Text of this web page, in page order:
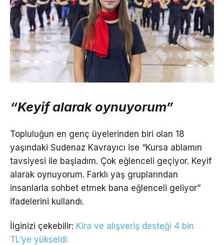
“Keyif alarak oynuyorum”
Topluluğun en genç üyelerinden biri olan 18
yaşındaki Sudenaz Kavrayıcı ise “Kursa ablamın
tavsiyesi ile başladım. Çok eğlenceli geçiyor. Keyif
alarak oynuyorum. Farklı yaş gruplarından
insanlarla sohbet etmek bana eğlenceli geliyor”
ifadelerini kullandı.
İlginizi çekebilir: Kira ve alışveriş desteği 4 bin
TL’ye yükseldi